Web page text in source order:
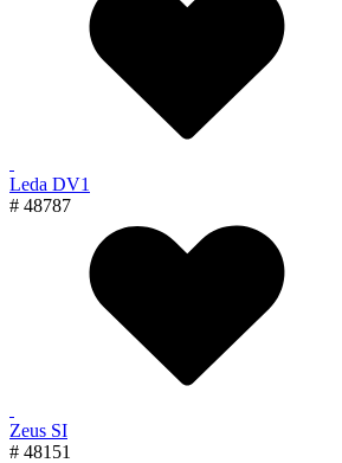
Leda DV1
# 48787
Zeus SI
# 48151